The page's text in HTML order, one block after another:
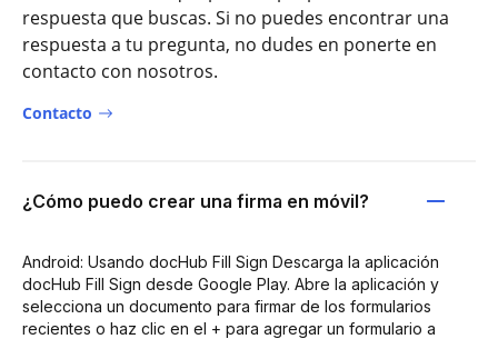
respuesta que buscas. Si no puedes encontrar una
respuesta a tu pregunta, no dudes en ponerte en
contacto con nosotros.
Contacto
¿Cómo puedo crear una firma en móvil?
Android: Usando docHub Fill Sign Descarga la aplicación
docHub Fill Sign desde Google Play. Abre la aplicación y
selecciona un documento para firmar de los formularios
recientes o haz clic en el + para agregar un formulario a